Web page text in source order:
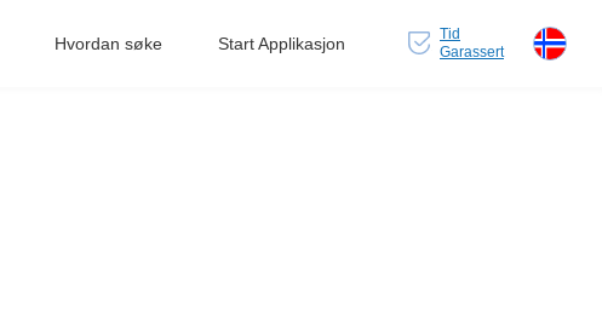
Hvordan søke Start Applikasjon
Tid
Garassert